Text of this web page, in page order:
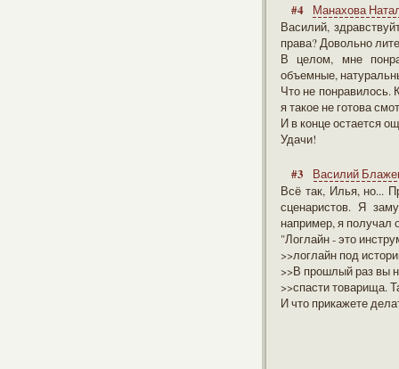
#4
Манахова
Василий,
права? Довольно
В целом, мне
объемные,
Что не понравилось.
я такое не готова
И в конце остается
Удачи!
#3
Василий
Всё так, Илья, но...
сценаристов. Я
например, я получал
"Логлайн - это
>>логлайн под
>>В прошлый раз вы
>>спасти товарища.
И что прикажете